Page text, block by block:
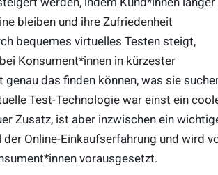
bleiben und ihre Zufriedenheit
bequemes virtuelles Testen steigt,
Konsument*innen in kürzester
genau das finden können, was sie
Test-Technologie war einst ein
Zusatz, ist aber inzwischen ein
der Online-Einkaufserfahrung und wird
vorausgesetzt.